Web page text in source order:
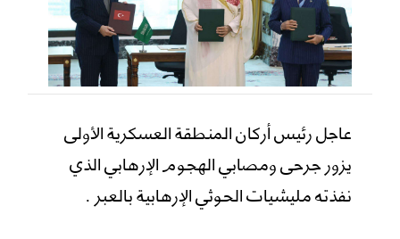
عاجل رئيس أركان المنطقة العسكرية الأولى
يزور جرحى ومصابي الهجوم الإرهابي الذي
نفذته مليشيات الحوثي الإرهابية بالعبر .